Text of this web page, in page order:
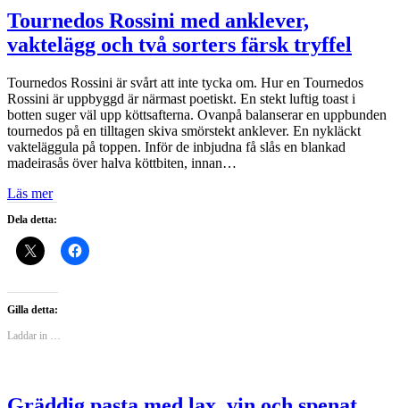
Tournedos Rossini med anklever,
vaktelägg och två sorters färsk tryffel
Tournedos Rossini är svårt att inte tycka om. Hur en Tournedos
Rossini är uppbyggd är närmast poetiskt. En stekt luftig toast i
botten suger väl upp köttsafterna. Ovanpå balanserar en uppbunden
tournedos på en tilltagen skiva smörstekt anklever. En nykläckt
vakteläggula på toppen. Inför de inbjudna få slås en blankad
madeirasås över halva köttbiten, innan…
Läs mer
Dela detta:
Gilla detta:
Laddar in …